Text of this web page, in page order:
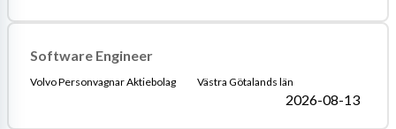
Software Engineer
Volvo Personvagnar Aktiebolag Västra Götalands län
2026-08-13